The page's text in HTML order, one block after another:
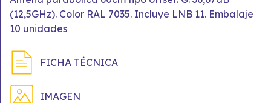
(12,5GHz). Color RAL 7035. Incluye LNB 11. Embalaje
10 unidades
FICHA TÉCNICA
IMAGEN